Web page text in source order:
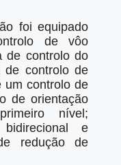
foi equipado
de vôo
de controlo do
de controlo de
um controlo de
de orientação
nível;
e
redução de